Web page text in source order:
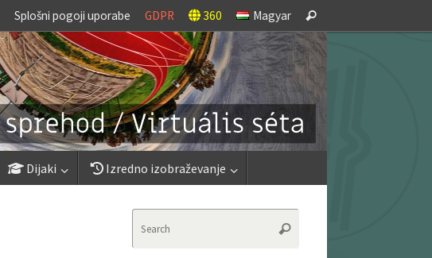
Splošni pogoji uporabe GDPR 360 Magyar
for:
Search
Dijaki Izredno izobraževanje
Search